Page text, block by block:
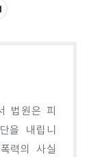
법원은 피
을 내립니
력의 사실